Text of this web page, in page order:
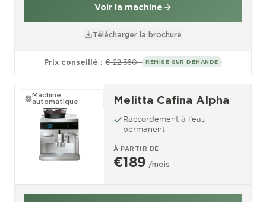
Voir la machine
Télécharger la brochure
Prix conseillé : € 22.560,- REMISE SUR DEMANDE
Machine
automatique Melitta Cafina Alpha
Raccordement à l'eau
permanent
À PARTIR DE
€189 /mois